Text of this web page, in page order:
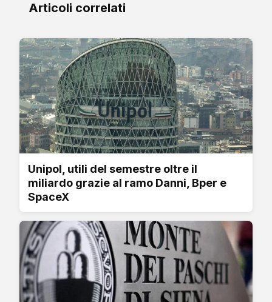
Articoli correlati
Unipol, utili del semestre oltre il
miliardo grazie al ramo Danni, Bper e
SpaceX